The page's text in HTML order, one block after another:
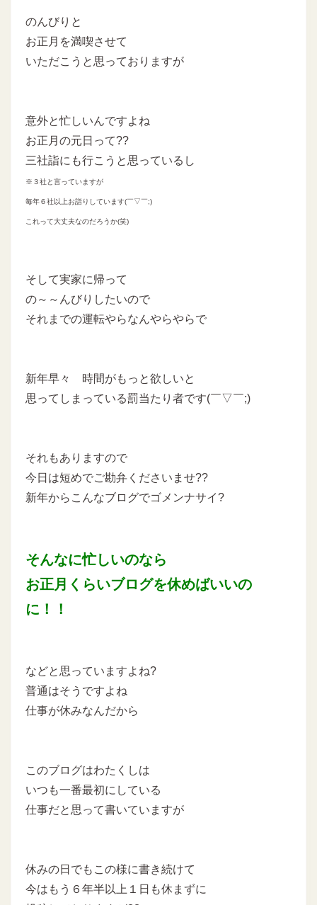
のんびりと
お正月を満喫させて
いただこうと思っておりますが
意外と忙しいんですよね
お正月の元日って??
三社詣にも行こうと思っているし
※３社と言っていますが
毎年６社以上お詣りしています(￣▽￣;)
これって大丈夫なのだろうか(笑)
そして実家に帰って
の～～んびりしたいので
それまでの運転やらなんやらやらで
新年早々 時間がもっと欲しいと
思ってしまっている罰当たり者です(￣▽￣;)
それもありますので
今日は短めでご勘弁くださいませ??
新年からこんなブログでゴメンナサイ?
そんなに忙しいのなら
お正月くらいブログを休めばいいの
に！！
などと思っていますよね?
普通はそうですよね
仕事が休みなんだから
このブログはわたくしは
いつも一番最初にしている
仕事だと思って書いていますが
休みの日でもこの様に書き続けて
今はもう６年半以上１日も休まずに